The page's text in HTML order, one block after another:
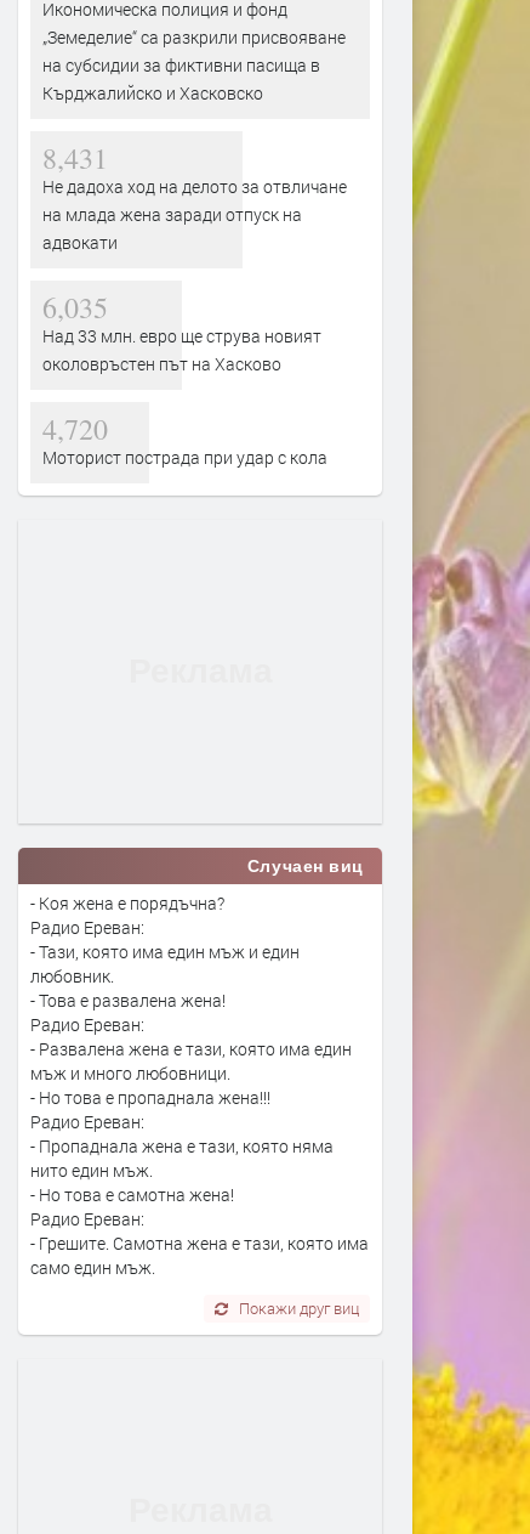
Икономическа полиция и фонд
„Земеделие“ са разкрили присвояване
на субсидии за фиктивни пасища в
Кърджалийско и Хасковско
8,431
Не дадоха ход на делото за отвличане
на млада жена заради отпуск на
адвокати
6,035
Над 33 млн. евро ще струва новият
околовръстен път на Хасково
4,720
Моторист пострада при удар с кола
Случаен виц
- Коя жена е порядъчна?
Радио Ереван:
- Тази, която има един мъж и един
любовник.
- Това е развалена жена!
Радио Ереван:
- Развалена жена е тази, която има един
мъж и много любовници.
- Но това е пропаднала жена!!!
Радио Ереван:
- Пропаднала жена е тази, която няма
нито един мъж.
- Но това е самотна жена!
Радио Ереван:
- Грешите. Самотна жена е тази, която има
само един мъж.
Покажи друг виц